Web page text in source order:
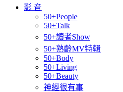
影 音
50+People
50+Talk
50+讀者Show
50+熟齡MV特輯
50+Body
50+Living
50+Beauty
神經很有事